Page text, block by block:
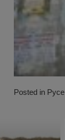
Posted in Русе